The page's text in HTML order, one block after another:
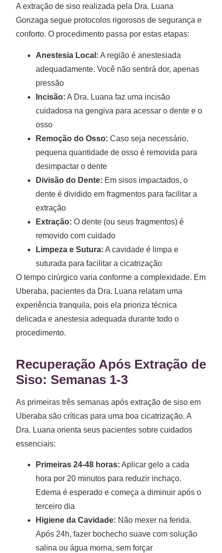
A extração de siso realizada pela Dra. Luana
Gonzaga segue protocolos rigorosos de segurança e
conforto. O procedimento passa por estas etapas:
Anestesia Local: A região é anestesiada
adequadamente. Você não sentirá dor, apenas
pressão
Incisão: A Dra. Luana faz uma incisão
cuidadosa na gengiva para acessar o dente e o
osso
Remoção do Osso: Caso seja necessário,
pequena quantidade de osso é removida para
desimpactar o dente
Divisão do Dente: Em sisos impactados, o
dente é dividido em fragmentos para facilitar a
extração
Extração: O dente (ou seus fragmentos) é
removido com cuidado
Limpeza e Sutura: A cavidade é limpa e
suturada para facilitar a cicatrização
O tempo cirúrgico varia conforme a complexidade. Em
Uberaba, pacientes da Dra. Luana relatam uma
experiência tranquila, pois ela prioriza técnica
delicada e anestesia adequada durante todo o
procedimento.
Recuperação Após Extração de
Siso: Semanas 1-3
As primeiras três semanas após extração de siso em
Uberaba são críticas para uma boa cicatrização. A
Dra. Luana orienta seus pacientes sobre cuidados
essenciais:
Primeiras 24-48 horas: Aplicar gelo a cada
hora por 20 minutos para reduzir inchaço.
Edema é esperado e começa a diminuir após o
terceiro dia
Higiene da Cavidade: Não mexer na ferida.
Após 24h, fazer bochecho suave com solução
salina ou água morna, sem forçar